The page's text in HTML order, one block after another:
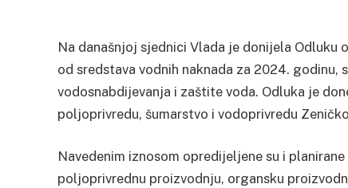
Na današnjoj sjednici Vlada je donijela Odluku
od sredstava vodnih naknada za 2024. godinu,
vodosnabdijevanja i zaštite voda. Odluka je
poljoprivredu, šumarstvo i vodoprivredu
Navedenim iznosom opredijeljene su i
poljoprivrednu proizvodnju, organsku